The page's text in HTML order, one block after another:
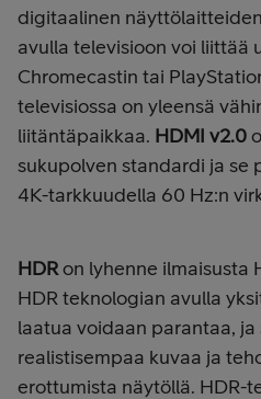
digitaalinen
avulla televisioon voi liittää
Chromecastin tai
televisiossa on yleensä
liitäntäpaikkaa. HDMI v2.0
sukupolven standardi ja se
4K-tarkkuudella 60 Hz:n
HDRon lyhenne ilmaisusta
HDR teknologian avulla
laatua voidaan parantaa,
realistisempaa kuvaa ja
erottumista näytöllä. HDR-